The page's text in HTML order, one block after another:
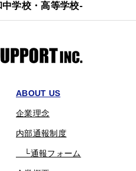
学校・高等学校-
ABOUT US
企業理念
内部通報制度
└通報フォーム